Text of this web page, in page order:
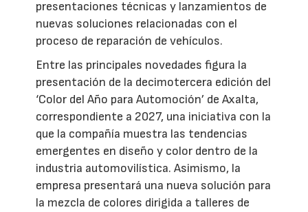
presentaciones técnicas y lanzamientos de
nuevas soluciones relacionadas con el
proceso de reparación de vehículos.
Entre las principales novedades figura la
presentación de la decimotercera edición del
‘Color del Año para Automoción’ de Axalta,
correspondiente a 2027, una iniciativa con la
que la compañía muestra las tendencias
emergentes en diseño y color dentro de la
industria automovilística. Asimismo, la
empresa presentará una nueva solución para
la mezcla de colores dirigida a talleres de